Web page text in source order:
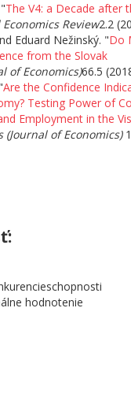
The V4: a Decade after
Review2.2
Eduard Nežinský. "Do
from the Slovak
of Economics)66.5
Are the Confidence
Testing Power of
Employment in the
(Journal of Economics)
hodnotenie